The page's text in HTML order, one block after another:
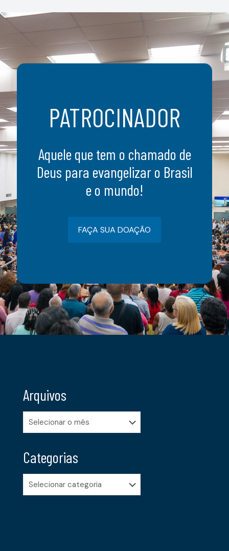
PATROCINADOR
Aquele que tem o chamado de
Deus para evangelizar o Brasil
e o mundo!
FAÇA SUA DOAÇÃO
Arquivos
Arquivos
Categorias
Categorias